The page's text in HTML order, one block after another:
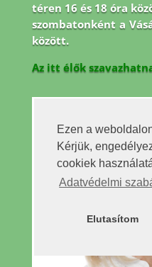
Ezen a
Kérjük,
cookiek
Adatvédelmi
Elutasítom
téren 16 és 18 óra
szombatonként a
között.
Az itt élők